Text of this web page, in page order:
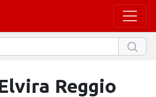
Reggio